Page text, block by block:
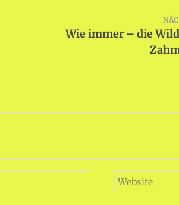
Wie immer – die